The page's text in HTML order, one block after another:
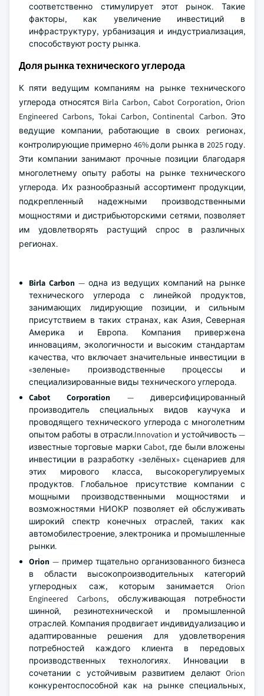
соответственно стимулирует этот рынок. Такие
факторы, как увеличение инвестиций в
инфраструктуру, урбанизация и индустриализация,
способствуют росту рынка.
Доля рынка технического углерода
К пяти ведущим компаниям на рынке технического
углерода относятся Birla Carbon, Cabot Corporation, Orion
Engineered Carbons, Tokai Carbon, Continental Carbon. Это
ведущие компании, работающие в своих регионах,
контролирующие примерно 46% доли рынка в 2025 году.
Эти компании занимают прочные позиции благодаря
многолетнему опыту работы на рынке технического
углерода. Их разнообразный ассортимент продукции,
подкрепленный надежными производственными
мощностями и дистрибьюторскими сетями, позволяет
им удовлетворять растущий спрос в различных
регионах.
Birla Carbon — одна из ведущих компаний на рынке
технического углерода с линейкой продуктов,
занимающих лидирующие позиции, и сильным
присутствием в таких странах, как Азия, Северная
Америка и Европа. Компания привержена
инновациям, экологичности и высоким стандартам
качества, что включает значительные инвестиции в
«зеленые» производственные процессы и
специализированные виды технического углерода.
Cabot Corporation — диверсифицированный
производитель специальных видов каучука и
проводящего технического углерода с многолетним
опытом работы в отрасли.Innovation и устойчивость —
известные торговые марки Cabot, где были вложены
инвестиции в разработку «зелёных» сценариев для
этих мирового класса, высокорегулируемых
продуктов. Глобальное присутствие компании с
мощными производственными мощностями и
возможностями НИОКР позволяет ей обслуживать
широкий спектр конечных отраслей, таких как
автомобилестроение, электроника и промышленные
рынки.
Orion — пример тщательно организованного бизнеса
в области высокопроизводительных категорий
углеродных саж, которым занимается Orion
Engineered Carbons, обслуживающая потребности
шинной, резинотехнической и промышленной
отраслей. Компания продвигает индивидуализацию и
адаптированные решения для удовлетворения
потребностей каждого клиента в передовых
производственных технологиях. Инновации в
сочетании с устойчивым развитием делают Orion
конкурентоспособной как на рынке специальных,